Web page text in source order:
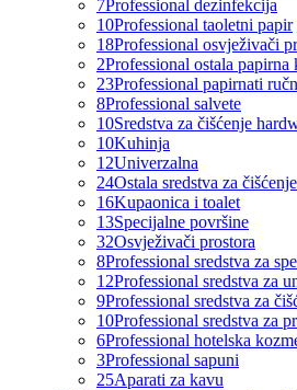
7Professional dezinfekcija
10Professional taoletni papir
18Professional osvježivači
2Professional ostala papirna
23Professional papirnati
8Professional salvete
10Sredstva za čišćenje
10Kuhinja
12Univerzalna
24Ostala sredstva za čišćenje
16Kupaonica i toalet
13Specijalne površine
32Osvježivači prostora
8Professional sredstva za
12Professional sredstva za
9Professional sredstva za
10Professional sredstva za
6Professional hotelska
3Professional sapuni
25Aparati za kavu